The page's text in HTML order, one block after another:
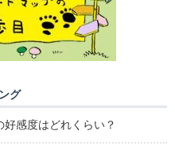
グ
好感度はどれくらい？